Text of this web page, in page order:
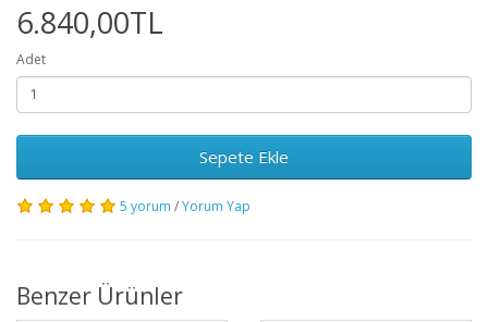
6.840,00TL
Adet
Sepete Ekle
5 yorum /Yorum Yap
Benzer Ürünler